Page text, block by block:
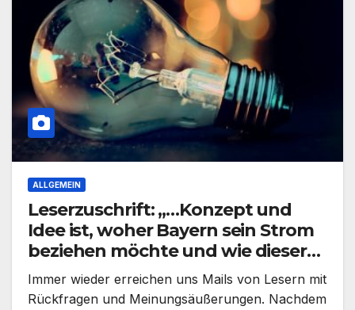
ALLGEMEIN
Leserzuschrift: „…Konzept und
Idee ist, woher Bayern sein Strom
beziehen möchte und wie dieser
finanziert werden soll..“
Immer wieder erreichen uns Mails von Lesern mit
Rückfragen und Meinungsäußerungen. Nachdem